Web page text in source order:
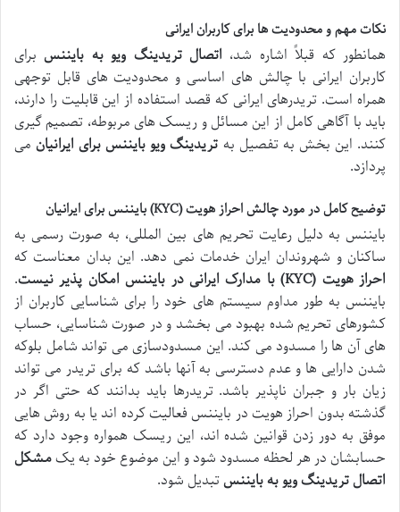
نکات مهم و محدودیت ها برای کاربران ایرانی
همانطور که قبلاً اشاره شد، اتصال تریدینگ ویو به بایننسبرای
کاربران ایرانی با چالش های اساسی و محدودیت های قابل توجهی
همراه است. تریدرهای ایرانی که قصد استفاده از این قابلیت را دارند،
باید با آگاهی کامل از این مسائل و ریسک های مربوطه، تصمیم گیری
کنند. این بخش به تفصیل به تریدینگ ویو بایننس برای ایرانیانمی
پردازد.
توضیح کامل در مورد چالش احراز هویت (KYC) بایننس برای ایرانیان
بایننس به دلیل رعایت تحریم های بین المللی، به صورت رسمی به
ساکنان و شهروندان ایران خدمات نمی دهد. این بدان معناست که
احراز هویت (KYC) با مدارک ایرانی در بایننس امکان پذیر نیست
.
بایننس به طور مداوم سیستم های خود را برای شناسایی کاربران از
کشورهای تحریم شده بهبود می بخشد و در صورت شناسایی، حساب
های آن ها را مسدود می کند. این مسدودسازی می تواند شامل بلوکه
شدن دارایی ها و عدم دسترسی به آنها باشد که برای تریدر می تواند
زیان بار و جبران ناپذیر باشد. تریدرها باید بدانند که حتی اگر در
گذشته بدون احراز هویت در بایننس فعالیت کرده اند یا به روش هایی
موفق به دور زدن قوانین شده اند، این ریسک همواره وجود دارد که
حسابشان در هر لحظه مسدود شود و این موضوع خود به یکمشکل
اتصال تریدینگ ویو به بایننستبدیل شود.